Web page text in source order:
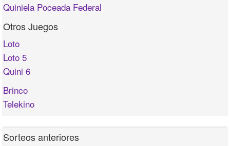
Quiniela Poceada Federal
Otros Juegos
Loto
Loto 5
Quini 6
Brinco
Telekino
Sorteos anteriores